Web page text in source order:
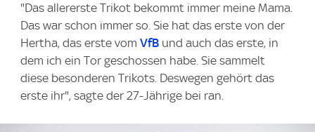
"Das allererste Trikot bekommt immer meine Mama.
Das war schon immer so. Sie hat das erste von der
Hertha, das erste vom VfB und auch das erste, in
dem ich ein Tor geschossen habe. Sie sammelt
diese besonderen Trikots. Deswegen gehört das
erste ihr", sagte der 27-Jährige bei ran.